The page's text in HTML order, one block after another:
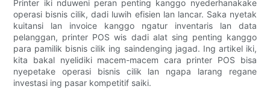
Printer iki nduweni peran penting kanggo nyederhanakake
operasi bisnis cilik, dadi luwih efisien lan lancar. Saka nyetak
kuitansi lan invoice kanggo ngatur inventaris lan data
pelanggan, printer POS wis dadi alat sing penting kanggo
para pamilik bisnis cilik ing saindenging jagad. Ing artikel iki,
kita bakal nyelidiki macem-macem cara printer POS bisa
nyepetake operasi bisnis cilik lan ngapa larang regane
investasi ing pasar kompetitif saiki.